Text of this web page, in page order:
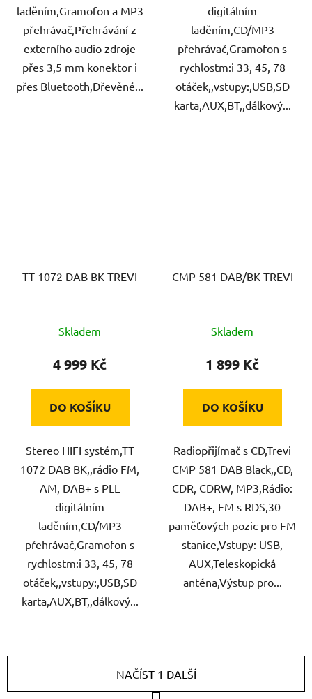
laděním,Gramofon a MP3
přehrávač,Přehrávání z
externího audio zdroje
přes 3,5 mm konektor i
přes Bluetooth,Dřevěné...
digitálním
laděním,CD/MP3
přehrávač,Gramofon s
rychlostm:i 33, 45, 78
otáček,,vstupy:,USB,SD
karta,AUX,BT,,dálkový...
TT 1072 DAB BK TREVI
Skladem
4 999 Kč
DO KOŠÍKU
Stereo HIFI systém,TT
1072 DAB BK,,rádio FM,
AM, DAB+ s PLL
digitálním
laděním,CD/MP3
přehrávač,Gramofon s
rychlostm:i 33, 45, 78
otáček,,vstupy:,USB,SD
karta,AUX,BT,,dálkový...
CMP 581 DAB/BK TREVI
Skladem
1 899 Kč
DO KOŠÍKU
Radiopřijímač s CD,Trevi
CMP 581 DAB Black,,CD,
CDR, CDRW, MP3,Rádio:
DAB+, FM s RDS,30
paměťových pozic pro FM
stanice,Vstupy: USB,
AUX,Teleskopická
anténa,Výstup pro...
NAČÍST 1 DALŠÍ